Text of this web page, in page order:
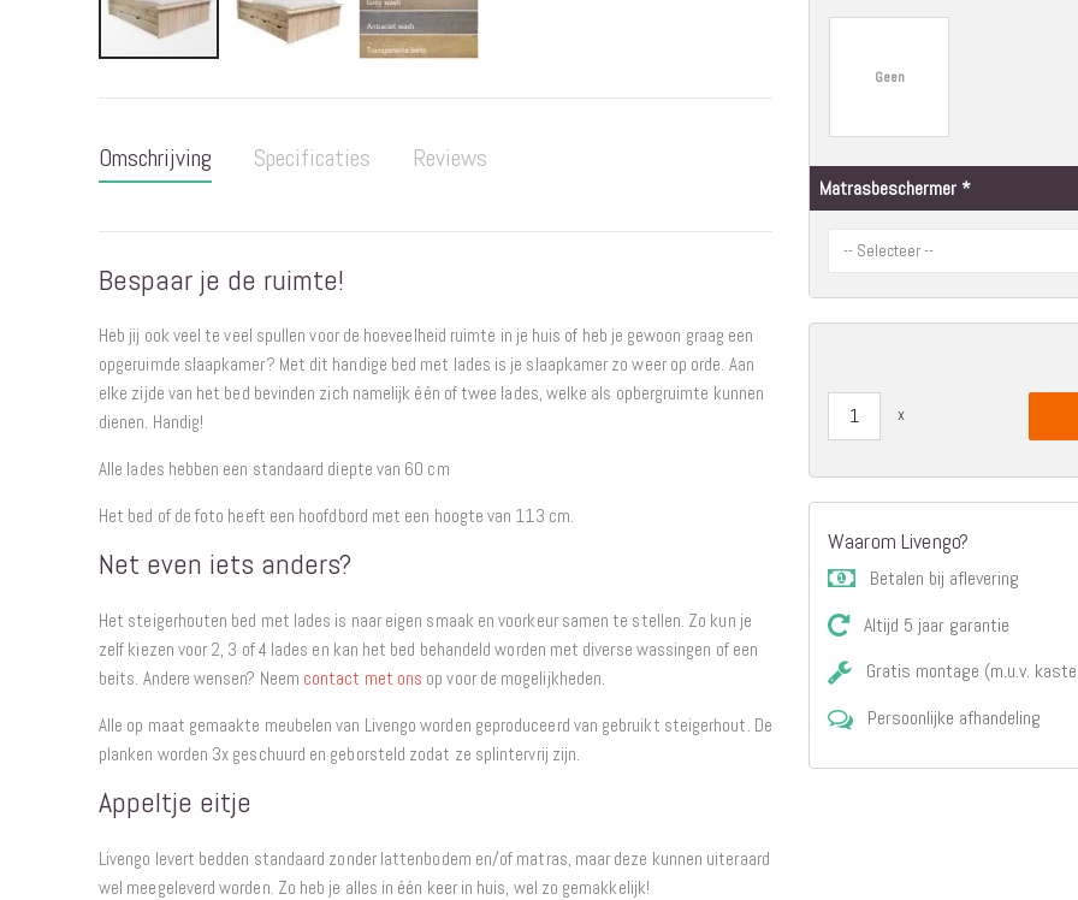
Wandrekken
Hondenmanden
Actie
naar
begin
van
gallerij
Omschrijving
Bespaar je de ruimte!
Heb jij ook veel te veel spullen voor de hoeveelheid ruimte in je huis of heb je gewoon graag een
opgeruimde slaapkamer? Met dit handige bed met lades is je slaapkamer zo weer op orde. Aan
elke zijde van het bed bevinden zich namelijk één of twee lades, welke als opbergruimte kunnen
dienen. Handig!
Alle lades hebben een standaard diepte van 60 cm
Het bed of de foto heeft een hoofdbord met een hoogte van 113 cm.
Net even iets anders?
Het steigerhouten bed met lades is naar eigen smaak en voorkeur samen te stellen. Zo kun je
zelf kiezen voor 2, 3 of 4 lades en kan het bed behandeld worden met diverse wassingen of een
beits. Andere wensen? Neem contact met ons op voor de mogelijkheden.
Alle op maat gemaakte meubelen van Livengo worden geproduceerd van gebruikt steigerhout. De
planken worden 3x geschuurd en geborsteld zodat ze splintervrij zijn.
Appeltje eitje
Livengo levert bedden standaard zonder lattenbodem en/of matras, maar deze kunnen uiteraard
wel meegeleverd worden. Zo heb je alles in één keer in huis, wel zo gemakkelijk!
Specificaties Reviews
Geen
Matrasbeschermer
Waarom Livengo?
Betalen bij aflevering
Altijd 5 jaar garantie
Gratis montage (m.u.v.
Persoonlijke afhandeling